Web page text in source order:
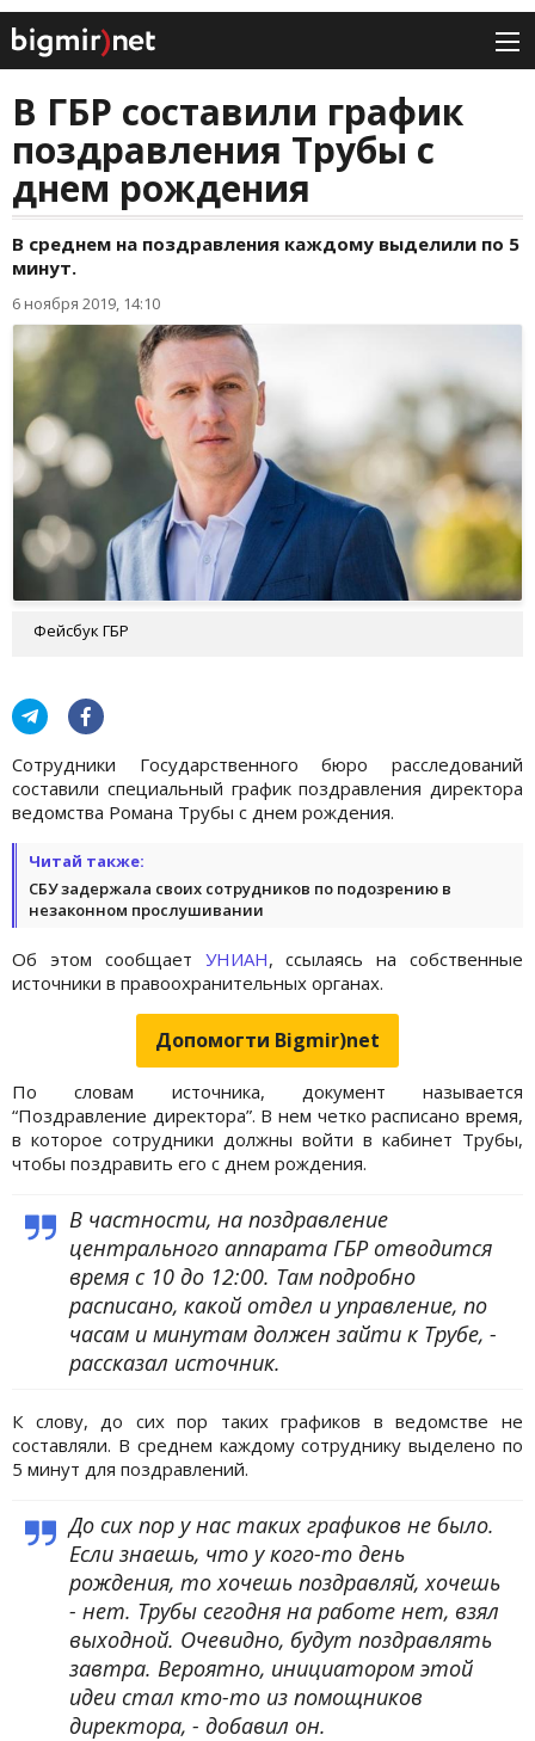
В ГБР составили график
поздравления Трубы с
днем рождения
В среднем на поздравления каждому выделили по 5
минут.
6 ноября 2019, 14:10
Фейсбук ГБР
Сотрудники Государственного бюро расследований
составили специальный график поздравления директора
ведомства Романа Трубы с днем рождения.
Читай также:
СБУ задержала своих сотрудников по подозрению в
незаконном прослушивании
Об этом сообщает УНИАН, ссылаясь на собственные
источники в правоохранительных органах.
Допомогти Bigmir)net
По словам источника, документ называется
“Поздравление директора”. В нем четко расписано время,
в которое сотрудники должны войти в кабинет Трубы,
чтобы поздравить его с днем рождения.
В частности, на поздравление
центрального аппарата ГБР отводится
время с 10 до 12:00. Там подробно
расписано, какой отдел и управление, по
часам и минутам должен зайти к Трубе, -
рассказал источник.
К слову, до сих пор таких графиков в ведомстве не
составляли. В среднем каждому сотруднику выделено по
5 минут для поздравлений.
До сих пор у нас таких графиков не было.
Если знаешь, что у кого-то день
рождения, то хочешь поздравляй, хочешь
- нет. Трубы сегодня на работе нет, взял
выходной. Очевидно, будут поздравлять
завтра. Вероятно, инициатором этой
идеи стал кто-то из помощников
директора, - добавил он.